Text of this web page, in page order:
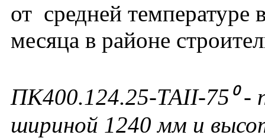
от средней температуре
месяца в районе
ПК400.124.25-ТАII-75⁰ -
шириной 1240 мм и